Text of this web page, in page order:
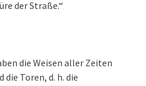
der Straße.“
die Weisen aller Zeiten
Toren, d. h. die